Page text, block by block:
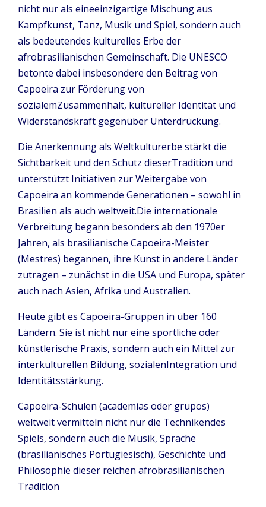
nicht nur als eineeinzigartige Mischung aus
Kampfkunst, Tanz, Musik und Spiel, sondern auch
als bedeutendes kulturelles Erbe der
afrobrasilianischen Gemeinschaft. Die UNESCO
betonte dabei insbesondere den Beitrag von
Capoeira zur Förderung von
sozialemZusammenhalt, kultureller Identität und
Widerstandskraft gegenüber Unterdrückung.
Die Anerkennung als Weltkulturerbe stärkt die
Sichtbarkeit und den Schutz dieserTradition und
unterstützt Initiativen zur Weitergabe von
Capoeira an kommende Generationen – sowohl in
Brasilien als auch weltweit.Die internationale
Verbreitung begann besonders ab den 1970er
Jahren, als brasilianische Capoeira-Meister
(Mestres) begannen, ihre Kunst in andere Länder
zutragen – zunächst in die USA und Europa, später
auch nach Asien, Afrika und Australien.
Heute gibt es Capoeira-Gruppen in über 160
Ländern. Sie ist nicht nur eine sportliche oder
künstlerische Praxis, sondern auch ein Mittel zur
interkulturellen Bildung, sozialenIntegration und
Identitätsstärkung.
Capoeira-Schulen (academias oder grupos)
weltweit vermitteln nicht nur die Technikendes
Spiels, sondern auch die Musik, Sprache
(brasilianisches Portugiesisch), Geschichte und
Philosophie dieser reichen afrobrasilianischen
Tradition